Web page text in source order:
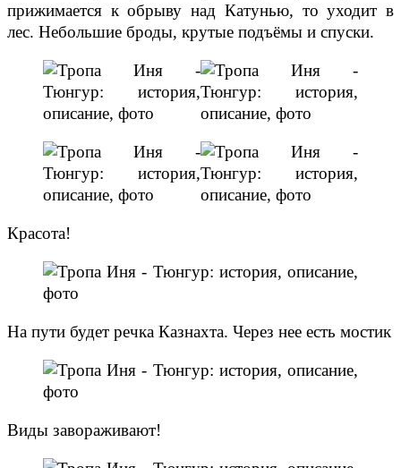
прижимается к обрыву над Катунью, то уходит в
лес. Небольшие броды, крутые подъёмы и спуски.
Красота!
На пути будет речка Казнахта. Через нее есть мостик
Виды завораживают!